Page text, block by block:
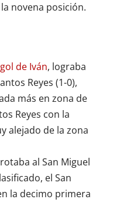
novena posición.
de Iván, lograba
Reyes (1-0),
más en zona de
Reyes con la
alejado de la zona
al San Miguel
el San
la decimo primera